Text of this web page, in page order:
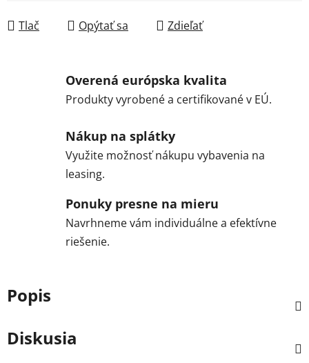
Tlač Opýtať sa Zdieľať
Overená európska kvalita
Produkty vyrobené a certifikované v EÚ.
Nákup na splátky
Využite možnosť nákupu vybavenia na
leasing.
Ponuky presne na mieru
Navrhneme vám individuálne a efektívne
riešenie.
Popis
Diskusia